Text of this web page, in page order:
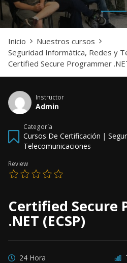
Inicio
Nuestros cursos
Seguridad Informática, Redes y
Certified Secure Programmer
Instructor
Admin
Categoría
Cursos De Certificación |
Telecomunicaciones
Review
Certified Secure
.NET (ECSP)
24 Hora